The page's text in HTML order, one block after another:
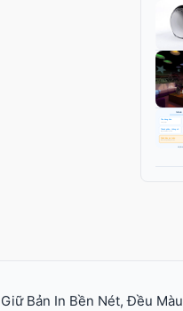
Bản In Bền Nét, Đều Màu